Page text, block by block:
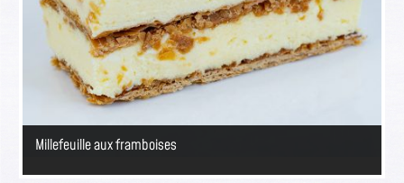
Millefeuille aux framboises